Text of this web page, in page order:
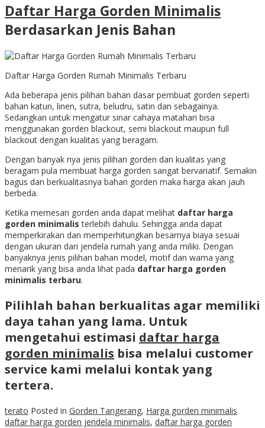
Daftar Harga Gorden Minimalis
Berdasarkan Jenis Bahan
Daftar Harga Gorden Rumah Minimalis Terbaru
Ada beberapa jenis pilihan bahan dasar pembuat gorden seperti
bahan katun, linen, sutra, beludru, satin dan sebagainya.
Sedangkan untuk mengatur sinar cahaya matahari bisa
menggunakan gorden blackout, semi blackout maupun full
blackout dengan kualitas yang beragam.
Dengan banyak nya jenis pilihan gorden dan kualitas yang
beragam pula membuat harga gorden sangat bervariatif. Semakin
bagus dan berkualitasnya bahan gorden maka harga akan jauh
berbeda.
Ketika memesan gorden anda dapat melihat daftar harga
gorden minimalis terlebih dahulu. Sehingga anda dapat
memperkirakan dan memperhitungkan besarnya biaya sesuai
dengan ukuran dari jendela rumah yang anda miliki. Dengan
banyaknya jenis pilihan bahan model, motif dan warna yang
menarik yang bisa anda lihat pada daftar harga gorden
minimalis terbaru.
Pilihlah bahan berkualitas agar memiliki
daya tahan yang lama. Untuk
mengetahui estimasi daftar harga
gorden minimalis bisa melalui customer
service kami melalui kontak yang
tertera.
terato Posted in Gorden Tangerang, Harga gorden minimalis
daftar harga gorden jendela minimalis, daftar harga gorden